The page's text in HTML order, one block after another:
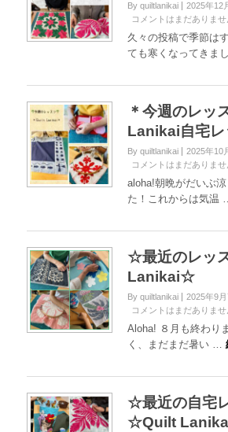
By quiltlanikai
2025年12
コメントはまだありませ
久々の投稿で季節は
ても寒くなってきま
＊今週のレッ
Lanikai自宅レ
By quiltlanikai
2025年10
コメントはまだありませ
aloha!朝晩がだいぶ
た！これからは気温
☆最近のレッ
Lanikai☆
By quiltlanikai
2025年9月
コメントはまだありませ
Aloha! ８月も終わり
く、まだまだ暑い …
☆最近の自宅
☆Quilt